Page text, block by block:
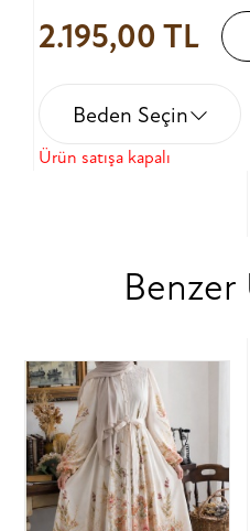
2.195,00 TL
Beden Seçin
Ürün satışa kapalı